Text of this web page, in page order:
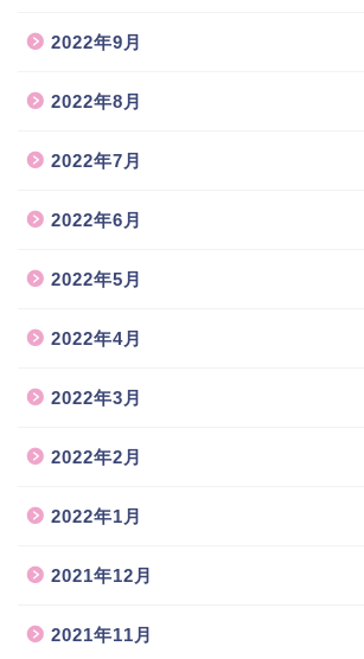
2022年9月
2022年8月
2022年7月
2022年6月
2022年5月
2022年4月
2022年3月
2022年2月
2022年1月
2021年12月
2021年11月